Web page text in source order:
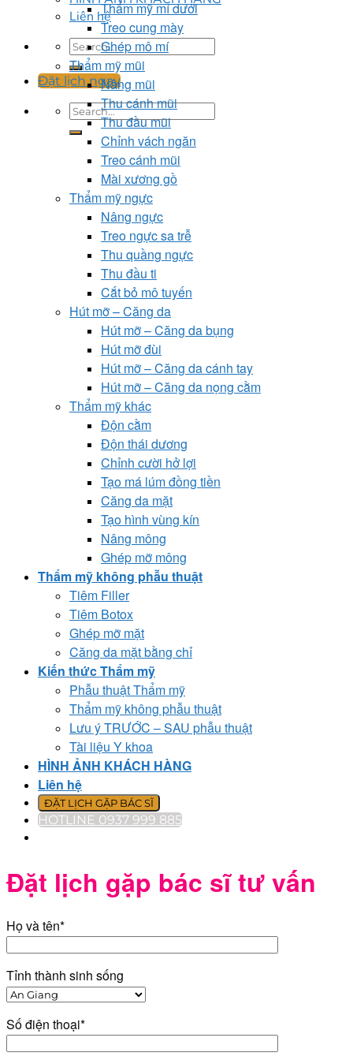
Liên hệ
Đặt lịch ngay
Thẩm mỹ mí dưới
Treo cung mày
Ghép mô mí
Thẩm mỹ mũi
Nâng mũi
Thu cánh mũi
Thu đầu mũi
Chỉnh vách ngăn
Treo cánh mũi
Mài xương gồ
Thẩm mỹ ngực
Nâng ngực
Treo ngực sa trễ
Thu quầng ngực
Thu đầu ti
Cắt bỏ mô tuyến
Hút mỡ – Căng da
Hút mỡ – Căng da bụng
Hút mỡ đùi
Hút mỡ – Căng da cánh tay
Hút mỡ – Căng da nọng cằm
Thẩm mỹ khác
Độn cằm
Độn thái dương
Chỉnh cười hở lợi
Tạo má lúm đồng tiền
Căng da mặt
Tạo hình vùng kín
Nâng mông
Ghép mỡ mông
Thẩm mỹ không phẫu thuật
Tiêm Filler
Tiêm Botox
Ghép mỡ mặt
Căng da mặt bằng chỉ
Kiến thức Thẩm mỹ
Phẫu thuật Thẩm mỹ
Thẩm mỹ không phẫu thuật
Lưu ý TRƯỚC – SAU phẫu thuật
Tài liệu Y khoa
HÌNH ẢNH KHÁCH HÀNG
Liên hệ
ĐẶT LỊCH GẶP BÁC SĨ
HOTLINE 0937 999 885
Đặt lịch gặp bác sĩ tư vấn
Họ và tên*
Tỉnh thành sinh sống
Số điện thoại*